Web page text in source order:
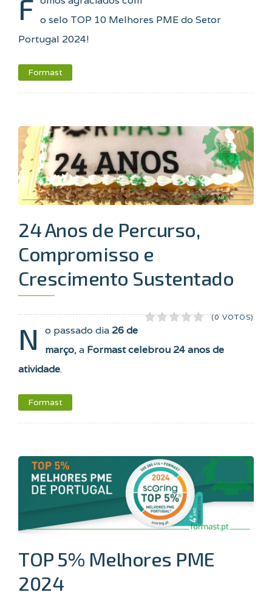
F o selo TOP 10 Melhores PME do Setor
Portugal 2024!
Formast
24 Anos de Percurso,
Compromisso e
Crescimento Sustentado
(0 VOTOS)
N o passado dia 26 de
março, a Formast celebrou 24 anos de
atividade.
Formast
TOP 5% Melhores PME
2024